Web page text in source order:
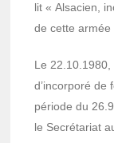
lit « Alsa­cien,
de cette armée
Le
d’in­cor­poré de
période du
le Secré­ta­riat